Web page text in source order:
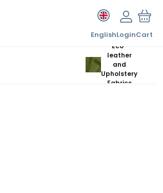
EnglishLoginCart
Eco-
leather
and
Upholstery
Fabrics